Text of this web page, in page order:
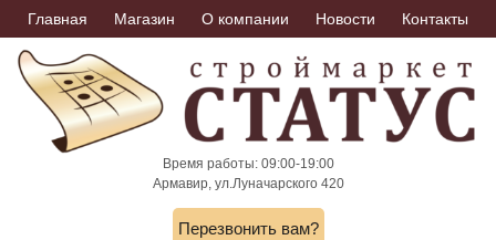
Skip
to
content
Главная Магазин О компании Новости Контакты
Время работы: 09:00-19:00
Армавир, ул.Луначарского 420
Перезвонить вам?